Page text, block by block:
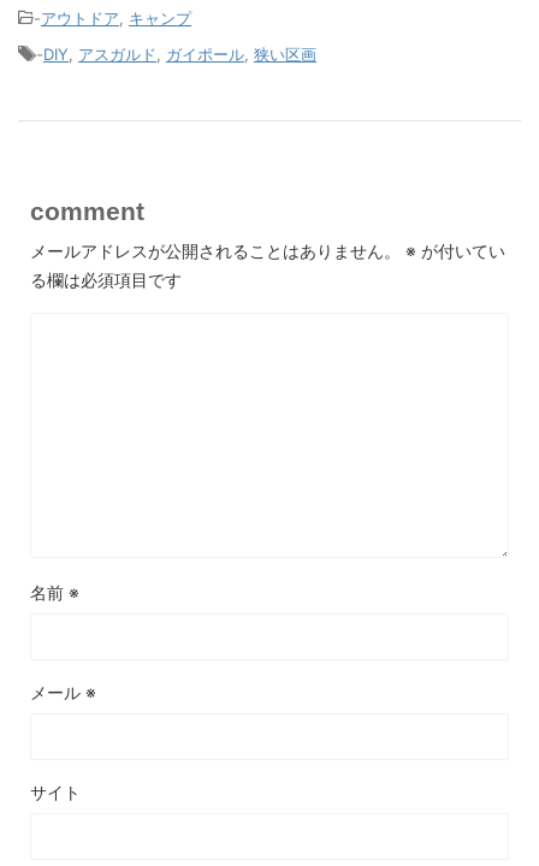
-アウトドア
キャンプ
-DIY アスガルド ガイポール 狭い区画
comment
メールアドレスが公開されることはありません。 ※ が付いてい
る欄は必須項目です
名前 ※
メール ※
サイト